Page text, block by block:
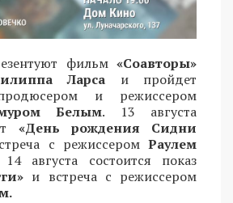
фильм «Соавторы»
Ларса и пройдет
и режиссером
Белым. 13 августа
«День рождения Сидни
с режиссером Раулем
августа состоится показ
и встреча с режиссером